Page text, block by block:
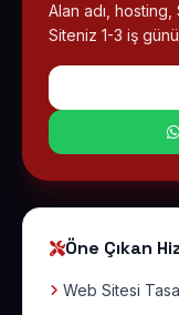
Alan adı,
Siteniz 1-3 iş
Öne Çıkan
Web Sitesi